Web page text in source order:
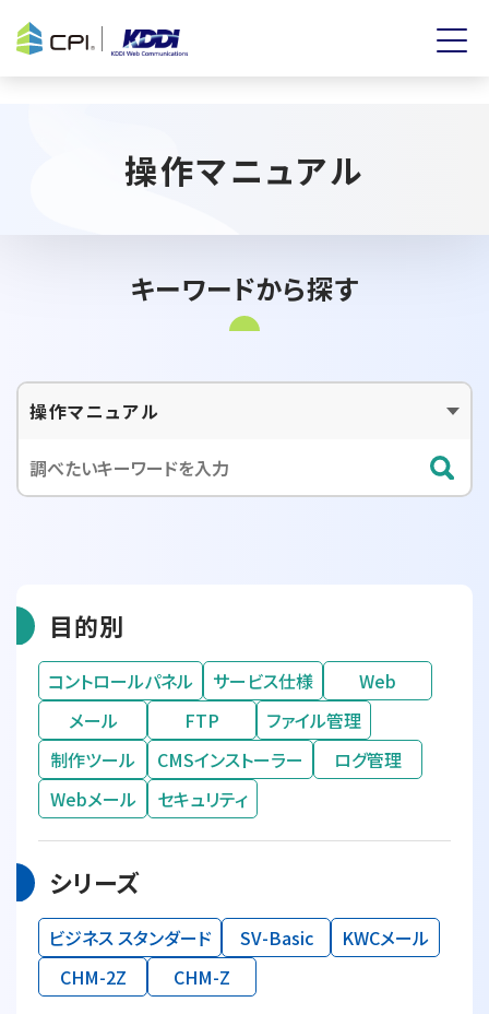
操作マニュアル
キーワードから探す
目的別
コントロールパネル サービス仕様
Web
メール
FTP
ファイル管理
制作ツール
CMSインストーラー
ログ管理
Webメール
セキュリティ
シリーズ
ビジネス スタンダード SV-Basic
KWCメール
CHM-2Z
CHM-Z